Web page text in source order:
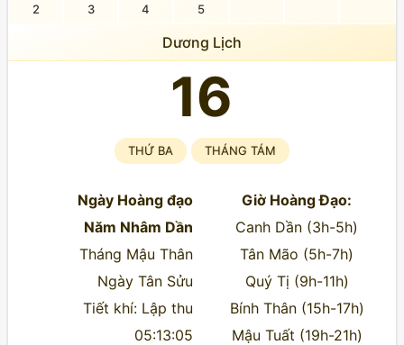
2 3 4 5
Dương Lịch
16
THỨ BA THÁNG TÁM
Ngày Hoàng đạo
Năm Nhâm Dần
Tháng Mậu Thân
Ngày Tân Sửu
Tiết khí: Lập thu
05:13:05
Giờ Hoàng Đạo:
Canh Dần (3h-5h)
Tân Mão (5h-7h)
Quý Tị (9h-11h)
Bính Thân (15h-17h)
Mậu Tuất (19h-21h)